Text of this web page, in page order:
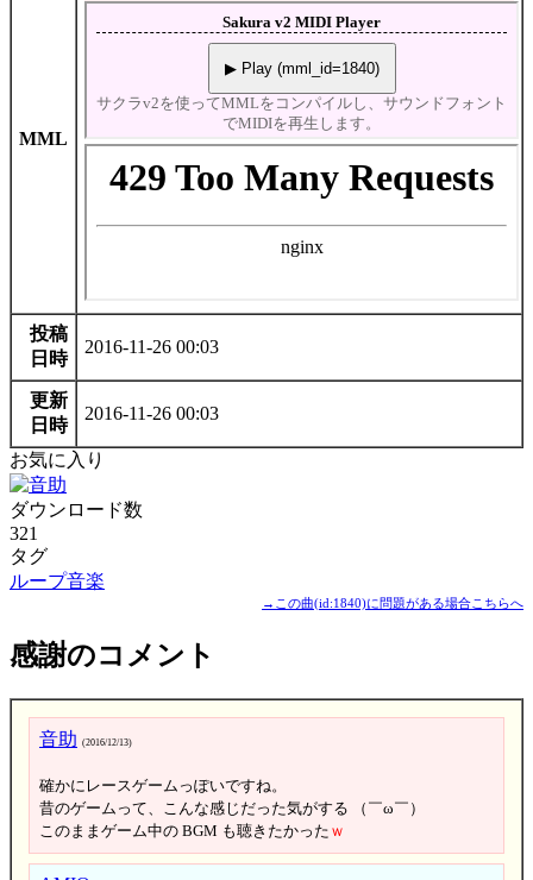
MML
投稿
日時
2016-11-26 00:03
更新
日時
2016-11-26 00:03
お気に入り
ダウンロード数
321
タグ
ループ音楽
→この曲(id:1840)に問題がある場合こちらへ
感謝のコメント
音助 (2016/12/13)
確かにレースゲームっぽいですね。
昔のゲームって、こんな感じだった気がする （￣ω￣）
このままゲーム中の BGM も聴きたかった ｗ